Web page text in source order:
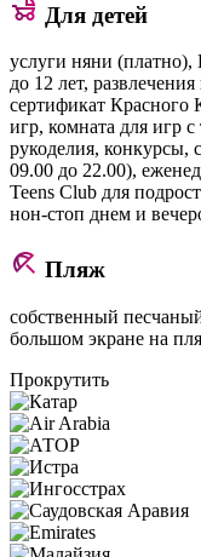
Для детей
услуги няни (платно),
до 12 лет,
сертификат Красного
игр, комната для игр
рукоделия, конкурсы,
09.00 до 22.00),
Teens Club для
нон-стоп днем и
Пляж
собственный
большом экране на
Прокрутить